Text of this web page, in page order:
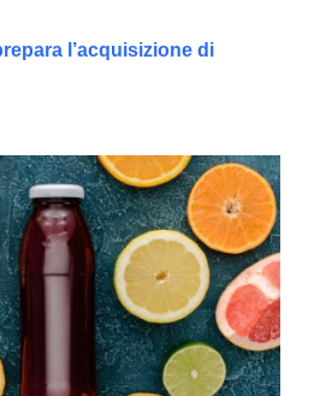
l’acquisizione di